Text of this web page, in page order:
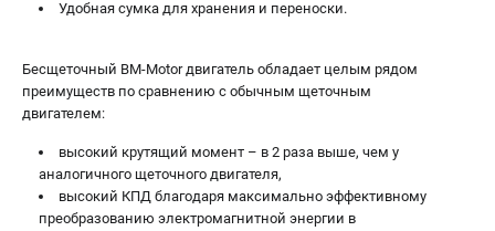
Удобная сумка для хранения и переноски.
Бесщеточный BM-Motor двигатель обладает целым рядом
преимуществ по сравнению с обычным щеточным
двигателем:
высокий крутящий момент – в 2 раза выше, чем у
аналогичного щеточного двигателя,
высокий КПД благодаря максимально эффективному
преобразованию электромагнитной энергии в